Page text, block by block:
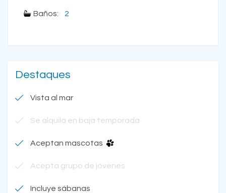
Baños: 2
Destaques
Vista al mar
Se alquila en baja temporada
Aceptan mascotas
Acepta grupo de jóvenes
Incluye sábanas